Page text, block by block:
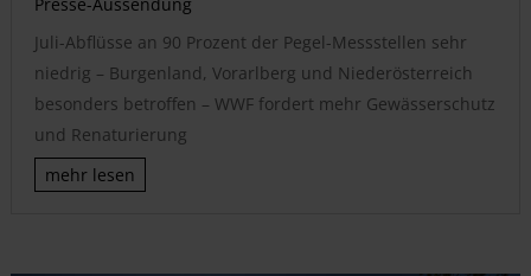
Presse-Aussendung
Juli-Abflüsse an 90 Prozent der Pegel-Messstellen sehr
niedrig – Burgenland, Vorarlberg und Niederösterreich
besonders betroffen – WWF fordert mehr Gewässerschutz
und Renaturierung
mehr lesen